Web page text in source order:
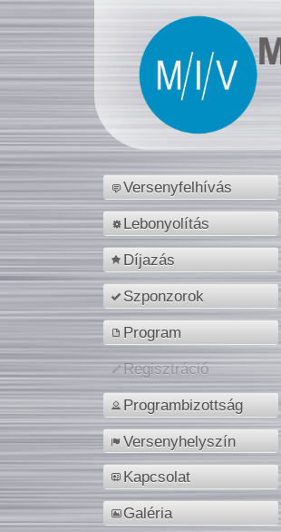
Versenyfelhívás
Lebonyolítás
Díjazás
Szponzorok
Program
Regisztráció
Programbizottság
Versenyhelyszín
Kapcsolat
Galéria